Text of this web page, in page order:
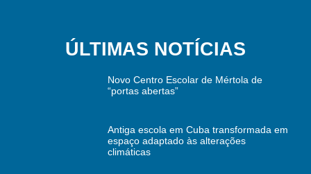
ÚLTIMAS NOTÍCIAS
Novo Centro Escolar de Mértola de
“portas abertas”
Antiga escola em Cuba transformada em
espaço adaptado às alterações
climáticas